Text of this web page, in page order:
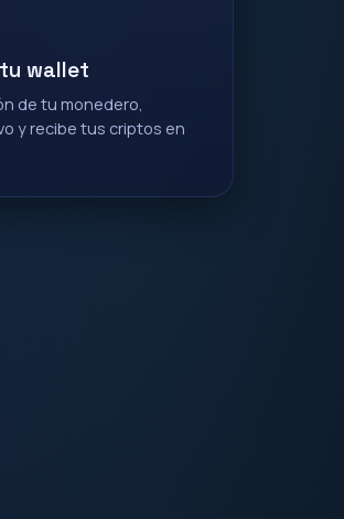
wallet
de tu monedero,
y recibe tus criptos en